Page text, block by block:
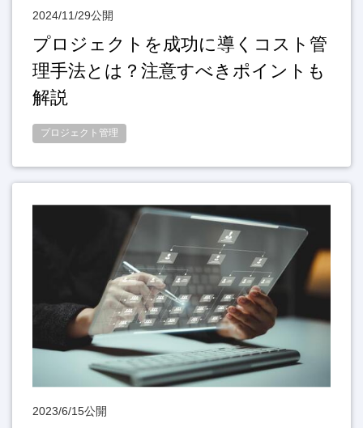
2024/11/29公開
プロジェクトを成功に導くコスト管
理手法とは？注意すべきポイントも
解説
プロジェクト管理
2023/6/15公開